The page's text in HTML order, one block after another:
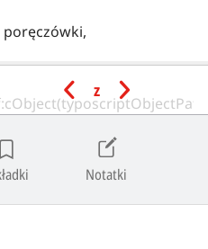
poręczówki,
lub wyższych
Instructor z aktywnym
z
Notatki